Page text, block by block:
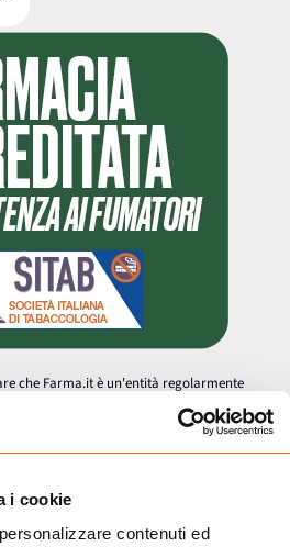
i cookie
contenuti ed
che Farma.it è un'entità regolarmente
a effettuare la vendita online di